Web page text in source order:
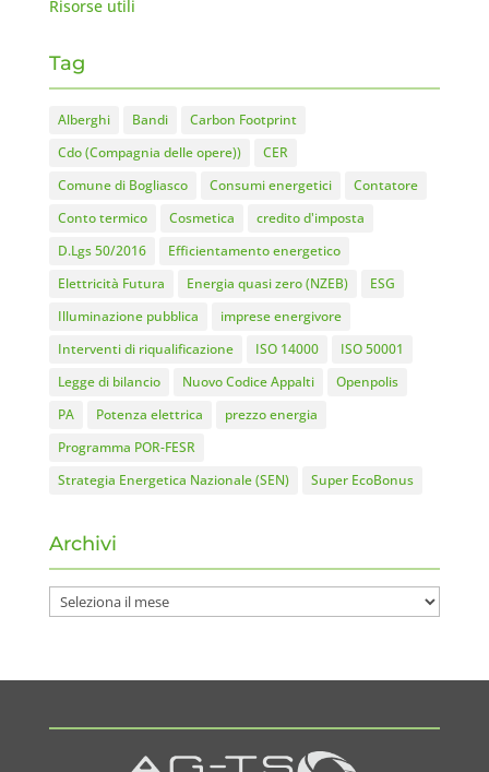
Risorse utili
Tag
Alberghi Bandi
Carbon Footprint
Cdo (Compagnia delle opere))
CER
Comune di Bogliasco
Consumi energetici
Contatore
Conto termico
Cosmetica
credito d'imposta
D.Lgs 50/2016
Efficientamento energetico
Elettricità Futura
Energia quasi zero (NZEB)
ESG
Illuminazione pubblica
imprese energivore
Interventi di riqualificazione
ISO 14000
ISO 50001
Legge di bilancio
Nuovo Codice Appalti
Openpolis
PA
Potenza elettrica
prezzo energia
Programma POR-FESR
Strategia Energetica Nazionale (SEN)
Super EcoBonus
Archivi
Archivi